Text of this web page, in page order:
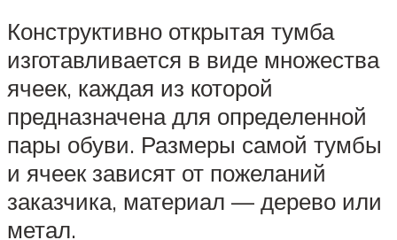
Конструктивно открытая тумба
изготавливается в виде множества
ячеек, каждая из которой
предназначена для определенной
пары обуви. Размеры самой тумбы
и ячеек зависят от пожеланий
заказчика, материал — дерево или
метал.